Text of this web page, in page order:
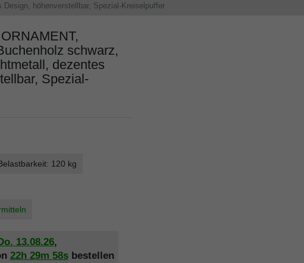
höhenverstellbar, Spezial-Kreiselpuffer
schwarz,
dezentes
Spezial-
120 kg
13.08.26,
22h 29m 57sbestellen